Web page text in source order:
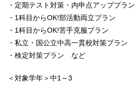
・定期テスト対策・内申点アッププラン
・1科目からOK!部活動両立プラン
・1科目からOK!苦手克服プラン
・私立・国公立中高一貫校対策プラン
・検定対策プラン など
＜対象学年＞中1～3